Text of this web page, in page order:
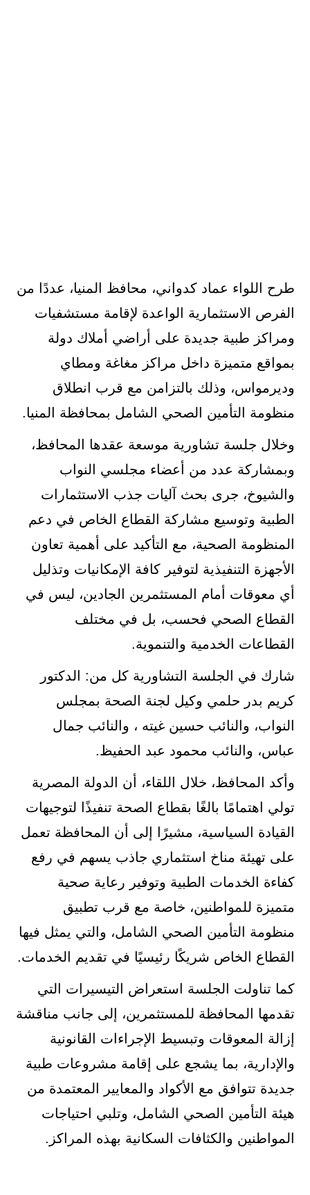
طرح اللواء عماد كدواني، محافظ المنيا، عددًا من
الفرص الاستثمارية الواعدة لإقامة مستشفيات
ومراكز طبية جديدة على أراضي أملاك دولة
بمواقع متميزة داخل مراكز مغاغة ومطاي
وديرمواس، وذلك بالتزامن مع قرب انطلاق
منظومة التأمين الصحي الشامل بمحافظة المنيا.
وخلال جلسة تشاورية موسعة عقدها المحافظ،
وبمشاركة عدد من أعضاء مجلسي النواب
والشيوخ، جرى بحث آليات جذب الاستثمارات
الطبية وتوسيع مشاركة القطاع الخاص في دعم
المنظومة الصحية، مع التأكيد على أهمية تعاون
الأجهزة التنفيذية لتوفير كافة الإمكانيات وتذليل
أي معوقات أمام المستثمرين الجادين، ليس في
القطاع الصحي فحسب، بل في مختلف
القطاعات الخدمية والتنموية.
شارك في الجلسة التشاورية كل من: الدكتور
كريم بدر حلمي وكيل لجنة الصحة بمجلس
النواب، والنائب حسين غيته ، والنائب جمال
عباس، والنائب محمود عبد الحفيظ.
وأكد المحافظ، خلال اللقاء، أن الدولة المصرية
تولي اهتمامًا بالغًا بقطاع الصحة تنفيذًا لتوجيهات
القيادة السياسية، مشيرًا إلى أن المحافظة تعمل
على تهيئة مناخ استثماري جاذب يسهم في رفع
كفاءة الخدمات الطبية وتوفير رعاية صحية
متميزة للمواطنين، خاصة مع قرب تطبيق
منظومة التأمين الصحي الشامل، والتي يمثل فيها
القطاع الخاص شريكًا رئيسيًا في تقديم الخدمات.
كما تناولت الجلسة استعراض التيسيرات التي
تقدمها المحافظة للمستثمرين، إلى جانب مناقشة
إزالة المعوقات وتبسيط الإجراءات القانونية
والإدارية، بما يشجع على إقامة مشروعات طبية
جديدة تتوافق مع الأكواد والمعايير المعتمدة من
هيئة التأمين الصحي الشامل، وتلبي احتياجات
المواطنين والكثافات السكانية بهذه المراكز.